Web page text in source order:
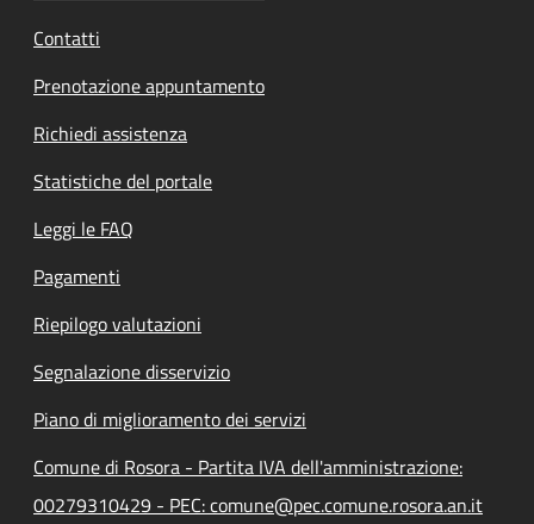
Contatti
Prenotazione appuntamento
Richiedi assistenza
Statistiche del portale
Leggi le FAQ
Pagamenti
Riepilogo valutazioni
Segnalazione disservizio
Piano di miglioramento dei servizi
Comune di Rosora - Partita IVA dell'amministrazione:
00279310429 - PEC: comune@pec.comune.rosora.an.it